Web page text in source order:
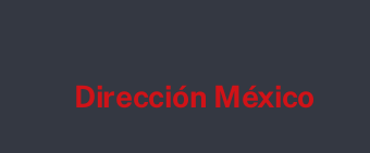
Dirección México